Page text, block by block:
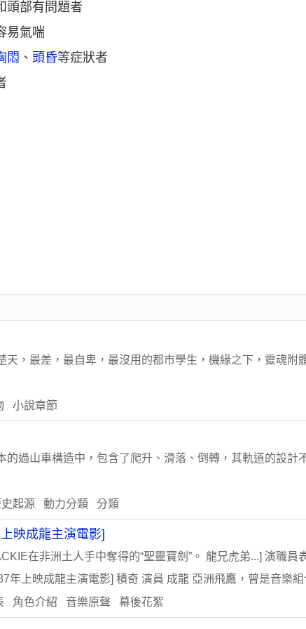
頭部有問題者
易氣喘
悶 、頭昏等症狀者
天，最差，最自卑，最沒用的都市學生，機緣之下，靈魂
小說章節
的過山車構造中，包含了爬升、滑落、倒轉，其軌道的設
起源 動力分類 分類
映成龍主演電影]
在非洲土人手中奪得的“聖靈寶劍”。 龍兄虎弟...] 演職
年上映成龍主演電影] 積奇 演員 成龍 亞洲飛鷹，曾是音樂
角色介紹 音樂原聲 幕後花絮